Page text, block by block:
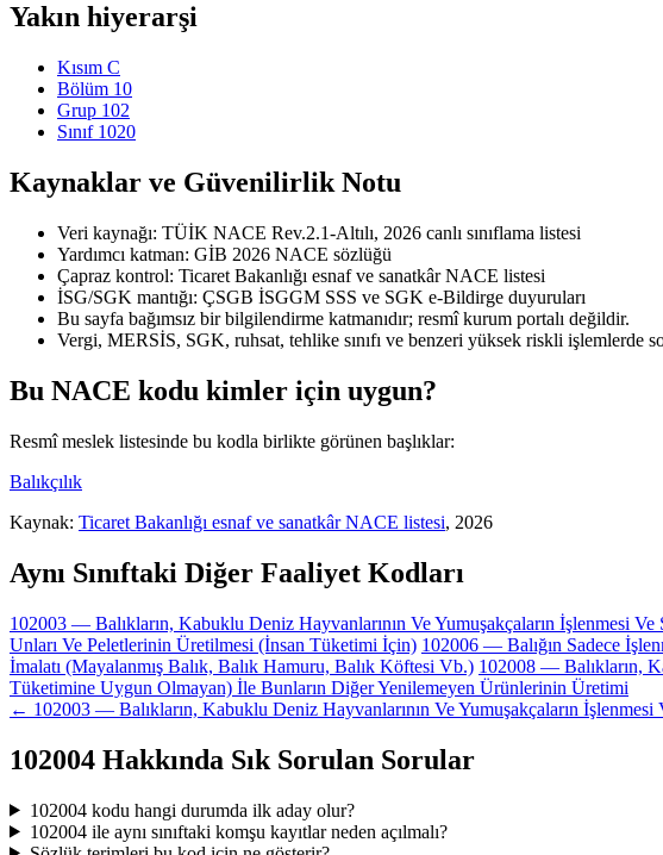
Yakın hiyerarşi
Kısım C
Bölüm 10
Grup 102
Sınıf 1020
Kaynaklar ve Güvenilirlik Notu
Veri kaynağı: TÜİK NACE Rev.2.1-Altılı, 2026 canlı sınıflama listesi
Yardımcı katman: GİB 2026 NACE sözlüğü
Çapraz kontrol: Ticaret Bakanlığı esnaf ve sanatkâr NACE listesi
İSG/SGK mantığı: ÇSGB İSGGM SSS ve SGK e-Bildirge duyuruları
Bu sayfa bağımsız bir bilgilendirme katmanıdır; resmî kurum portalı değildir.
Vergi, MERSİS, SGK, ruhsat, tehlike sınıfı ve benzeri yüksek riskli işlemlerde
Bu NACE kodu kimler için uygun?
Resmî meslek listesinde bu kodla birlikte görünen başlıklar:
Balıkçılık
Kaynak: Ticaret Bakanlığı esnaf ve sanatkâr NACE listesi, 2026
Aynı Sınıftaki Diğer Faaliyet Kodları
102003 — Balıkların, Kabuklu Deniz Hayvanlarının Ve Yumuşakçaların İşlenmesi Ve
Unları Ve Peletlerinin Üretilmesi (İnsan Tüketimi İçin) 102006 — Balığın Sadece
İmalatı (Mayalanmış Balık, Balık Hamuru, Balık Köftesi Vb.) 102008 — Balıkların,
Tüketimine Uygun Olmayan) İle Bunların Diğer Yenilemeyen Ürünlerinin Üretimi
← 102003 — Balıkların, Kabuklu Deniz Hayvanlarının Ve Yumuşakçaların İşlenmesi
102004 Hakkında Sık Sorulan Sorular
102004 kodu hangi durumda ilk aday olur?
102004 ile aynı sınıftaki komşu kayıtlar neden açılmalı?